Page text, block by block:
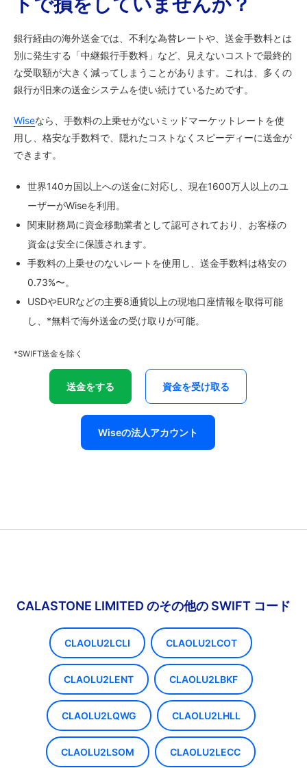
銀行経由の海外送金では、不利な為替レートや、送金手数料とは
別に発生する「中継銀行手数料」など、見えないコストで最終的
な受取額が大きく減ってしまうことがあります。これは、多くの
銀行が旧来の送金システムを使い続けているためです。
Wiseなら、手数料の上乗せがないミッドマーケットレートを使
用し、格安な手数料で、隠れたコストなくスピーディーに送金が
できます。
世界140カ国以上への送金に対応し、現在1600万人以上のユ
ーザーがWiseを利用。
関東財務局に資金移動業者として認可されており、お客様の
資金は安全に保護されます。
手数料の上乗せのないレートを使用し、送金手数料は格安の
0.73%〜。
USDやEURなどの主要8通貨以上の現地口座情報を取得可能
し、*無料で海外送金の受け取りが可能。
*SWIFT送金を除く
送金をする 資金を受け取る
Wiseの法人アカウント
CALASTONE LIMITED のその他の SWIFT コード
CLAOLU2LCLI CLAOLU2LCOT
CLAOLU2LENT CLAOLU2LBKF
CLAOLU2LQWG CLAOLU2LHLL
CLAOLU2LSOM CLAOLU2LECC